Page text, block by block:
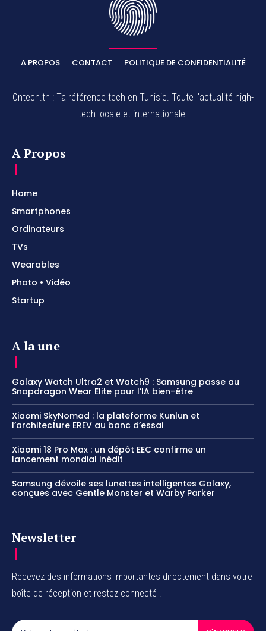
A PROPOS CONTACT POLITIQUE DE CONFIDENTIALITÉ
Ontech.tn : Ta référence tech en Tunisie. Toute l'actualité high-
tech locale et internationale.
A Propos
Home
Smartphones
Ordinateurs
TVs
Wearables
Photo • Vidéo
Startup
A la une
Galaxy Watch Ultra2 et Watch9 : Samsung passe au
Snapdragon Wear Elite pour l’IA bien-être
Xiaomi SkyNomad : la plateforme Kunlun et
l’architecture EREV au banc d’essai
Xiaomi 18 Pro Max : un dépôt EEC confirme un
lancement mondial inédit
Samsung dévoile ses lunettes intelligentes Galaxy,
conçues avec Gentle Monster et Warby Parker
Newsletter
Recevez des informations importantes directement dans votre
boîte de réception et restez connecté !